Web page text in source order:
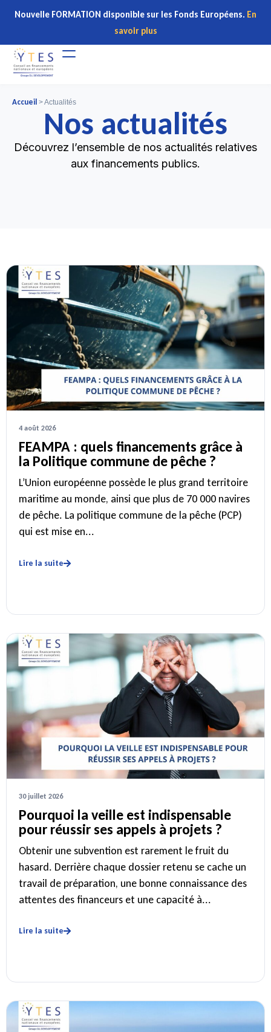
Nouvelle FORMATION disponible sur les Fonds Européens. En
savoir plus
Accueil >Actualités
Nos actualités
Découvrez l’ensemble de nos actualités relatives
aux financements publics.
4 août 2026
FEAMPA : quels financements grâce à
la Politique commune de pêche ?
L’Union européenne possède le plus grand territoire
maritime au monde, ainsi que plus de 70 000 navires
de pêche. La politique commune de la pêche (PCP)
qui est mise en...
Lire la suite
30 juillet 2026
Pourquoi la veille est indispensable
pour réussir ses appels à projets ?
Obtenir une subvention est rarement le fruit du
hasard. Derrière chaque dossier retenu se cache un
travail de préparation, une bonne connaissance des
attentes des financeurs et une capacité à...
Lire la suite